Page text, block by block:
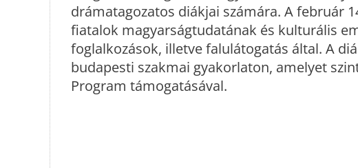
drámatagozatos diákjai számára. A február
fiatalok magyarságtudatának és kulturális
foglalkozások, illetve falulátogatás által. A
budapesti szakmai gyakorlaton, amelyet
Program támogatásával.